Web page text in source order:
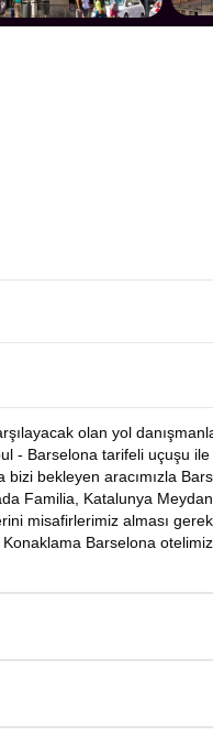
olan yol
- Barselona tarifeli uçuşu ile
bekleyen aracımızla
Familia, Katalunya
misafirlerimiz alması
Barselona
ardından rehberimiz